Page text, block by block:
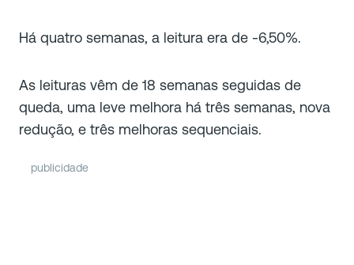
Há quatro semanas, a leitura era de -6,50%.
As leituras vêm de 18 semanas seguidas de
queda, uma leve melhora há três semanas, nova
redução, e três melhoras sequenciais.
publicidade